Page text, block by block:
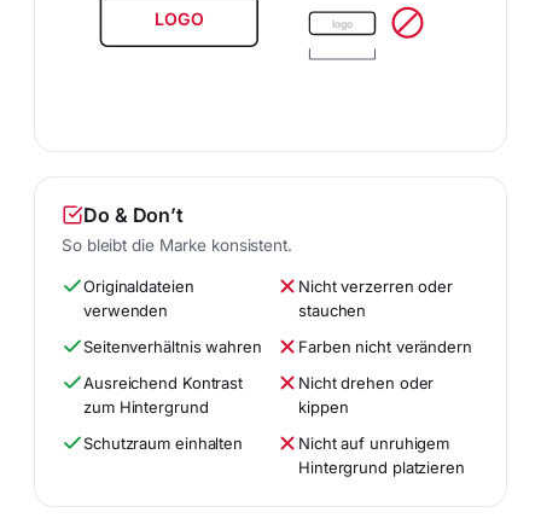
LOGO logo
Do & Don’t
So bleibt die Marke konsistent.
Originaldateien
verwenden
Nicht verzerren oder
stauchen
Seitenverhältnis wahren
Farben nicht verändern
Ausreichend Kontrast
zum Hintergrund
Nicht drehen oder
kippen
Schutzraum einhalten
Nicht auf unruhigem
Hintergrund platzieren